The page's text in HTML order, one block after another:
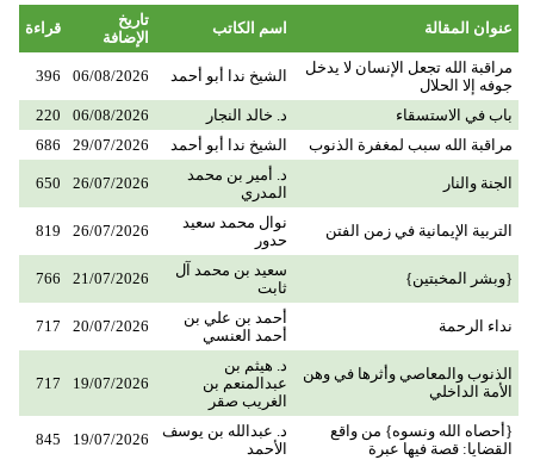
عنوان المقالة اسم الكاتب
تاريخ
الإضافة
قراءة
مراقبة الله تجعل الإنسان لا يدخل
جوفه إلا الحلال
الشيخ ندا أبو أحمد 06/08/2026
396
باب في الاستسقاء د. خالد النجار 06/08/2026
220
مراقبة الله سبب لمغفرة الذنوب
الشيخ ندا أبو أحمد 29/07/2026
686
الجنة والنار
د. أمير بن محمد
المدري
26/07/2026
650
التربية الإيمانية في زمن الفتن
نوال محمد سعيد
حدور
26/07/2026
819
{وبشر المخبتين}
سعيد بن محمد آل
ثابت
21/07/2026
766
نداء الرحمة
أحمد بن علي بن
أحمد العنسي
20/07/2026
717
الذنوب والمعاصي وأثرها في وهن
الأمة الداخلي
د. هيثم بن
عبدالمنعم بن
الغريب صقر
19/07/2026
717
{أحصاه الله ونسوه} من واقع
القضايا: قصة فيها عبرة
د. عبدالله بن يوسف
الأحمد
19/07/2026
845